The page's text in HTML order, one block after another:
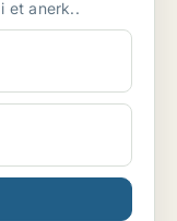
et anerk..